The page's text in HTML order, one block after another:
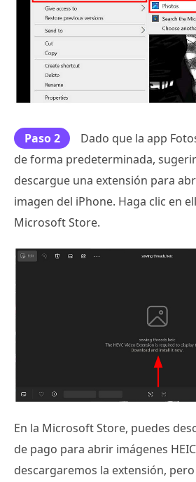
Paso 2
Dado que la app
de forma predeterminada,
descargue una extensión para
imagen del iPhone. Haga clic en
Microsoft Store.
En la Microsoft Store, puedes
de pago para abrir imágenes
descargaremos la extensión,